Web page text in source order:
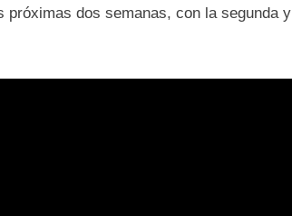
dos semanas, con la segunda y